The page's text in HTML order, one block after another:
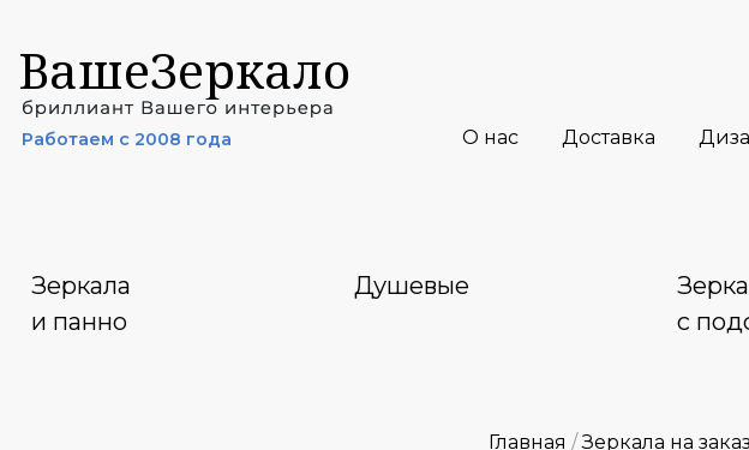
ВашеЗеркало
Работаем с 2008 года О нас Доставка
Зеркала
и панно
Душевые
с
Главная /Зеркала на заказ